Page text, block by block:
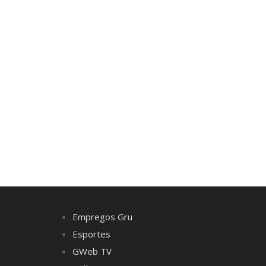
Empregos Gru
Esportes
GWeb TV